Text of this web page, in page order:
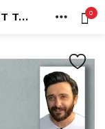
KIŞIYE ÖZEL EVLI, SEVGILI, ÇIFT TASARIMLI IŞIKLI KARIKATÜR FANUS BIBLO FN68 0
HESAP